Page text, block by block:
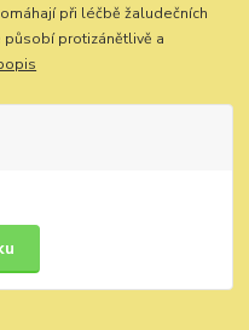
při léčbě žaludečních
působí protizánětlivě a